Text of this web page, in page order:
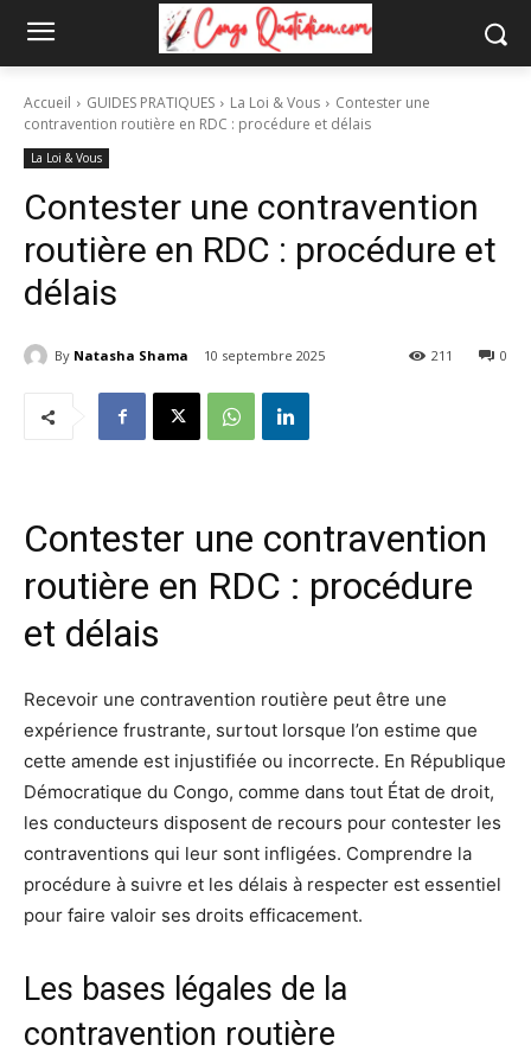
Accueil GUIDES PRATIQUES La Loi & Vous
Contester une
contravention routière en RDC : procédure et délais
La Loi & Vous
Contester une contravention
routière en RDC : procédure et
délais
By Natasha Shama 10 septembre 2025 0
211
Contester une contravention
routière en RDC : procédure
et délais
Recevoir une contravention routière peut être une
expérience frustrante, surtout lorsque l’on estime que
cette amende est injustifiée ou incorrecte. En République
Démocratique du Congo, comme dans tout État de droit,
les conducteurs disposent de recours pour contester les
contraventions qui leur sont infligées. Comprendre la
procédure à suivre et les délais à respecter est essentiel
pour faire valoir ses droits efficacement.
Les bases légales de la
contravention routière